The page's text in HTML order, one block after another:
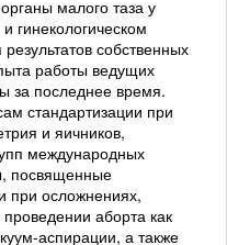
малого таза у
гинекологическом
собственных
работы ведущих
за последнее время.
стандартизации при
и яичников,
международных
посвященные
при осложнениях,
аборта как
аспирации, а также